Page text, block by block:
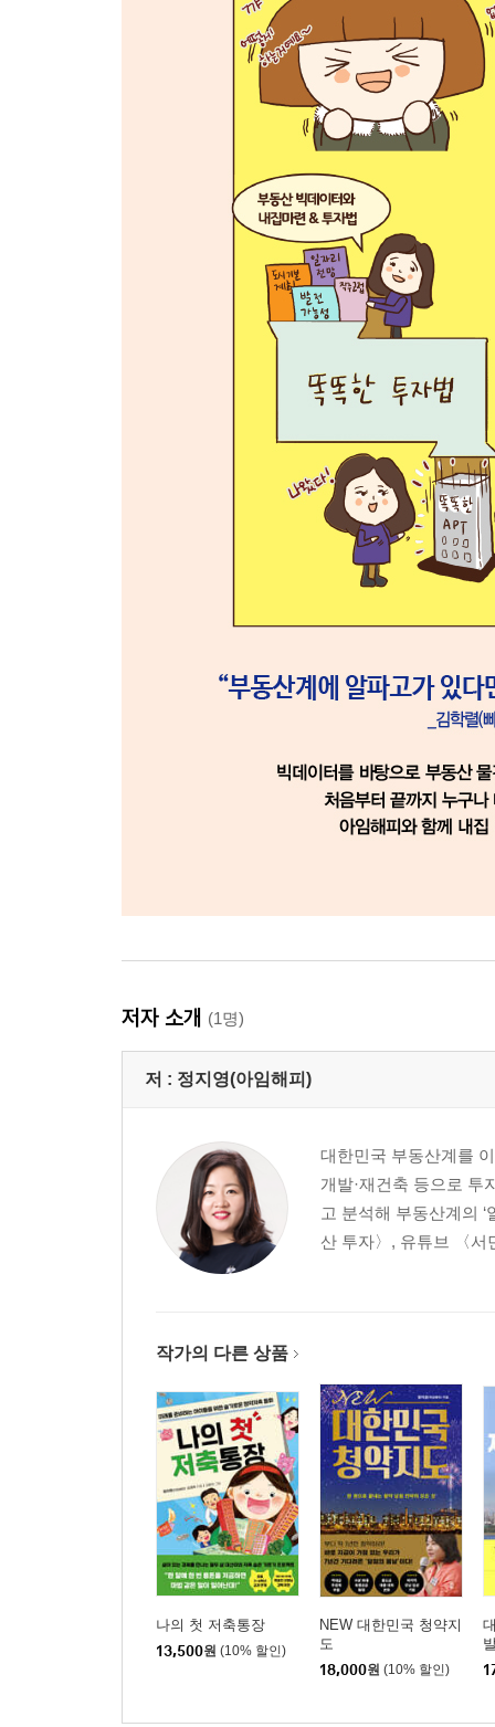
2장 지도를 보면 돈이 보인다
3장 부동산에서 사람과 돈이 모이는 힘[알돈신잡]
[알돈신잡] 문재인 정부의 부동산 공급 정책 3기 신
[알돈신잡] 학군과 학원가
4장 똑똑한 부동산 현장조사 팁
Part 4 똑똑한 내집 마련과 투자
1장 부동산 계약서 쓰기의 기본
2장 주택 구입에 대출 전략은 필수다
3장 집값 올리는 인테리어 투자법
1장 부동산 정책과 시장의 흐름
2장 집값과 투기를 잡다
4장 내집 마련과 부동산 재테크의 기회를 찾다
저자 소개 (1명)
저 : 정지영(아임해피)
대한민국 부동산계를
개발·재건축 등으로 투
고 분석해 부동산계의
산 투자〉, 유튜브 〈서
작가의 다른 상품
나의 첫 저축통장
13,500원 (10% 할인)
NEW 대한민국 청약지
도
18,000원 (10% 할인)